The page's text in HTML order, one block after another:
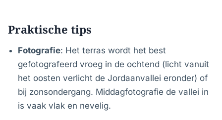
Praktische tips
Fotografie: Het terras wordt het best
gefotografeerd vroeg in de ochtend (licht vanuit
het oosten verlicht de Jordaanvallei eronder) of
bij zonsondergang. Middagfotografie de vallei in
is vaak vlak en nevelig.